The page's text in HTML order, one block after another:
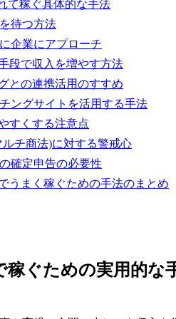
て稼ぐ具体的な手法
待つ方法
企業にアプローチ
段で収入を増やす方法
との連携活用のすすめ
ングサイトを活用する手法
すくする注意点
チ商法)に対する警戒心
確定申告の必要性
うまく稼ぐための手法のまとめ
稼ぐための実用的な